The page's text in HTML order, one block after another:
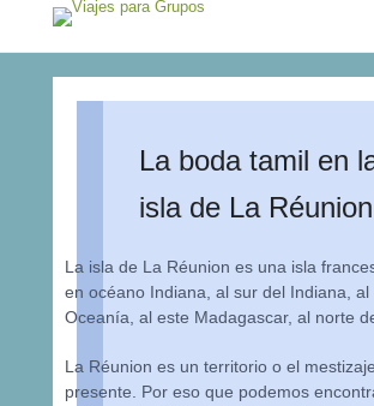
La boda tamil en
isla de La Réunion
La isla de La Réunion es una isla
en océano Indiana, al sur del Indiana, al
Oceanía, al este Madagascar, al norte
La Réunion es un territorio o el
presente. Por eso que podemos